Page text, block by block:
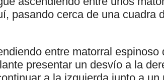
pasando cerca de una cuadra
entre matorral
presentar un desvío a la